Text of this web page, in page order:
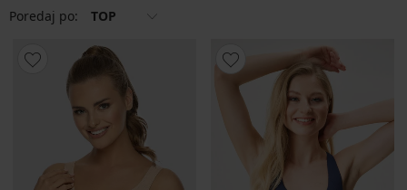
Poredaj po: TOP